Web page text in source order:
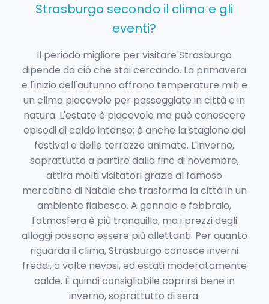
Strasburgo secondo il clima e gli
eventi?
Il periodo migliore per visitare Strasburgo
dipende da ciò che stai cercando. La primavera
e l'inizio dell'autunno offrono temperature miti e
un clima piacevole per passeggiate in città e in
natura. L'estate è piacevole ma può conoscere
episodi di caldo intenso; è anche la stagione dei
festival e delle terrazze animate. L'inverno,
soprattutto a partire dalla fine di novembre,
attira molti visitatori grazie al famoso
mercatino di Natale che trasforma la città in un
ambiente fiabesco. A gennaio e febbraio,
l'atmosfera è più tranquilla, ma i prezzi degli
alloggi possono essere più allettanti. Per quanto
riguarda il clima, Strasburgo conosce inverni
freddi, a volte nevosi, ed estati moderatamente
calde. È quindi consigliabile coprirsi bene in
inverno, soprattutto di sera.